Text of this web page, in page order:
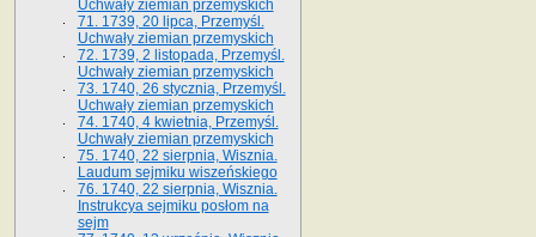
Uchwały ziemian przemyskich
71. 1739, 20 lipca, Przemyśl.
Uchwały ziemian przemyskich
72. 1739, 2 listopada, Przemyśl.
Uchwały ziemian przemyskich
73. 1740, 26 stycznia, Przemyśl.
Uchwały ziemian przemyskich
74. 1740, 4 kwietnia, Przemyśl.
Uchwały ziemian przemyskich
75. 1740, 22 sierpnia, Wisznia.
Laudum sejmiku wiszeńskiego
76. 1740, 22 sierpnia, Wisznia.
Instrukcya sejmiku posłom na
sejm